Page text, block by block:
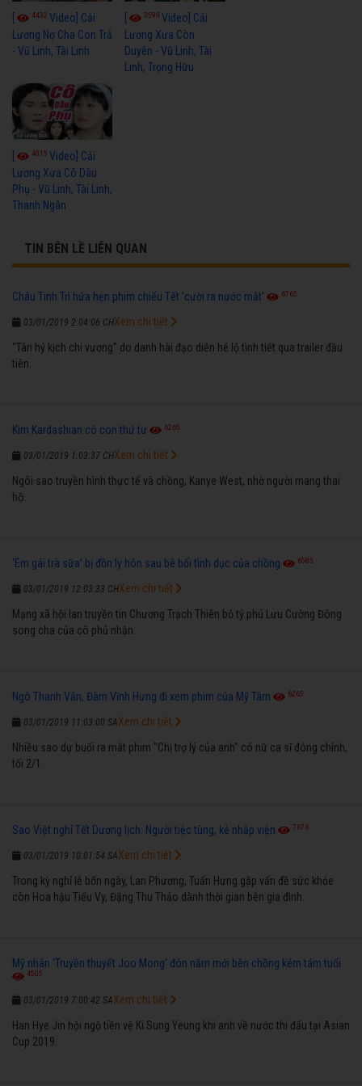
4432 Video] Cải
Lương Nợ Cha Con Trả
- Vũ Linh, Tài Linh
3599Video] Cải
Lương Xưa Còn
Duyên - Vũ Linh, Tài
Linh, Trọng Hữu
[ 4015 Video] Cải
Lương Xưa Cô Dâu
Phụ - Vũ Linh, Tài Linh,
Thanh Ngân
TIN BÊN LỀ LIÊN QUAN
Châu Tinh Trì hứa hẹn phim chiếu Tết 'cười ra nước mắt' 6765
03/01/2019 2:04:06 CH
"Tân hỷ kịch chi vương" do danh hài đạo diễn hé lộ tình tiết qua trailer đầu
tiên.
Xem chi tiết
Kim Kardashian có con thứ tư 6265
03/01/2019 1:03:37 CH
Ngôi sao truyền hình thực tế và chồng, Kanye West, nhờ người mang thai
hộ.
Xem chi tiết
'Em gái trà sữa' bị đồn ly hôn sau bê bối tình dục của chồng 6585
03/01/2019 12:03:33 CH
Mạng xã hội lan truyền tin Chương Trạch Thiên bỏ tỷ phú Lưu Cường Đông
song cha của cô phủ nhận.
Xem chi tiết
Ngô Thanh Vân, Đàm Vĩnh Hưng đi xem phim của Mỹ Tâm 6265
03/01/2019 11:03:00 SA
Nhiều sao dự buổi ra mắt phim "Chị trợ lý của anh" có nữ ca sĩ đóng chính,
tối 2/1.
Xem chi tiết
Sao Việt nghỉ Tết Dương lịch: Người tiệc tùng, kẻ nhập viện 7676
03/01/2019 10:01:54 SA
Trong kỳ nghỉ lễ bốn ngày, Lan Phương, Tuấn Hưng gặp vấn đề sức khỏe
còn Hoa hậu Tiểu Vy, Đặng Thu Thảo dành thời gian bên gia đình.
Xem chi tiết
Mỹ nhân 'Truyền thuyết Joo Mong' đón năm mới bên chồng kém tám tuổi
4505
03/01/2019 7:00:42 SA
Han Hye Jin hội ngộ tiền vệ Ki Sung Yeung khi anh về nước thi đấu tại Asian
Cup 2019.
Xem chi tiết